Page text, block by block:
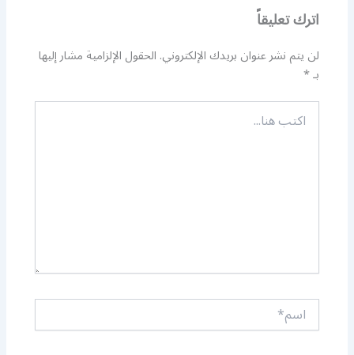
اترك تعليقاً
لن يتم نشر عنوان بريدك الإلكتروني.الحقول الإلزامية مشار إليها
بـ*
اكتب
هنا...
اسم*